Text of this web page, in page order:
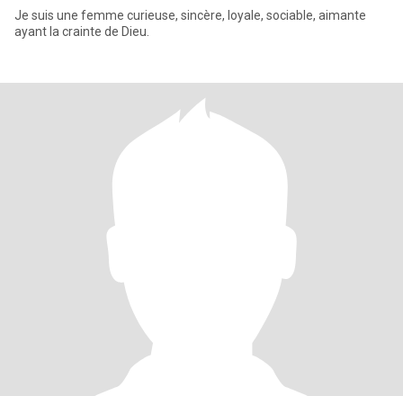
Je suis une femme curieuse, sincère, loyale, sociable, aimante
ayant la crainte de Dieu.